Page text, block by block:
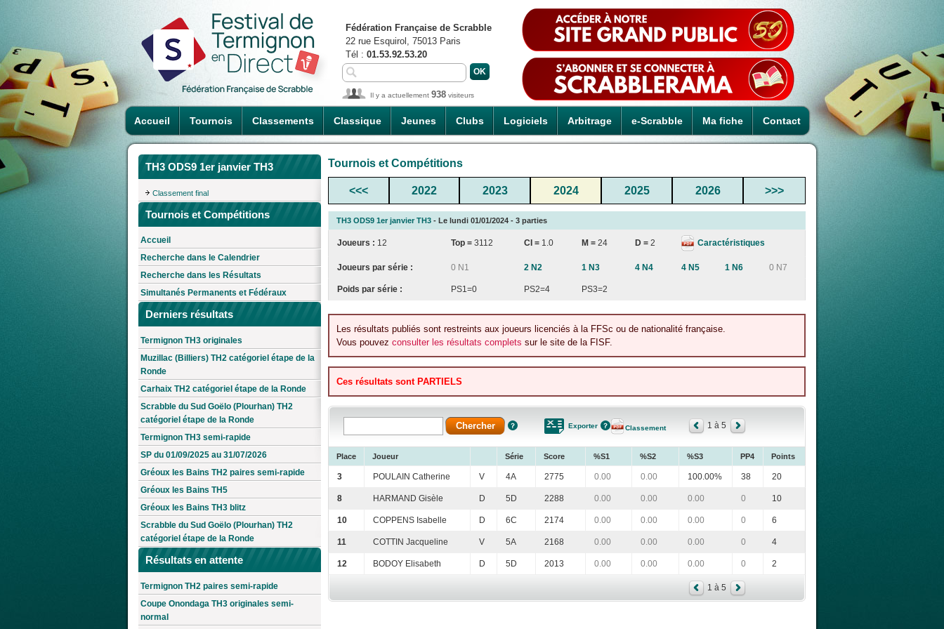
Accueil Tournois Classements Classique Jeunes Clubs Logiciels Arbitrage e-Scrabble Ma fiche Contact
Fédération Française de Scrabble
22 rue Esquirol, 75013 Paris
Tél : 01.53.92.53.20
Il y a actuellement 938 visiteurs
TH3 ODS9 1er janvier TH3
Classement final
Tournois et Compétitions
Accueil
Recherche dans le Calendrier
Recherche dans les Résultats
Simultanés Permanents et Fédéraux
Derniers résultats
Termignon TH3 originales
Muzillac (Billiers) TH2 catégoriel étape de la
Ronde
Carhaix TH2 catégoriel étape de la Ronde
Scrabble du Sud Goëlo (Plourhan) TH2
catégoriel étape de la Ronde
Termignon TH3 semi-rapide
SP du 01/09/2025 au 31/07/2026
Gréoux les Bains TH2 paires semi-rapide
Gréoux les Bains TH5
Gréoux les Bains TH3 blitz
Scrabble du Sud Goëlo (Plourhan) TH2
catégoriel étape de la Ronde
Résultats en attente
Termignon TH2 paires semi-rapide
Coupe Onondaga TH3 originales semi-
normal
Tournois et Compétitions
<<< 2022 2023 2024 2025 2026 >>>
TH3 ODS9 1er janvier TH3 - Le lundi 01/01/2024 - 3 parties
Joueurs : 12 Top = 3112 CI = 1.0 M = 24 D = 2 Caractéristiques
Joueurs par série : 0 N1 2 N2 1 N3 4 N4 4 N5 1 N6 0 N7
Poids par série : PS1=0 PS2=4 PS3=2
Les résultats publiés sont restreints aux joueurs licenciés à la FFSc ou de nationalité française.
Vous pouvez consulter les résultats complets sur le site de la FISF.
Ces résultats sont PARTIELS
Exporter Classement 1 à 5
Place Joueur Série Score %S1 %S2 %S3 PP4 Points
3 POULAIN Catherine V 4A 2775 0.00 0.00 100.00% 38 20
8 HARMAND Gisèle D 5D 2288 0.00 0.00 0.00 0 10
10 COPPENS Isabelle D 6C 2174 0.00 0.00 0.00 0 6
11 COTTIN Jacqueline V 5A 2168 0.00 0.00 0.00 0 4
12 BODOY Elisabeth D 5D 2013 0.00 0.00 0.00 0 2
1 à 5